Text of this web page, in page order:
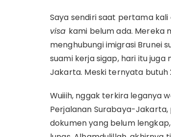
Saya sendiri saat pertama
visa kami belum ada. Mereka
menghubungi imigrasi Brunei
suami kerja sigap, hari itu
Jakarta. Meski ternyata
Wuiiih, nggak terkira leganya
Perjalanan Surabaya-
dokumen yang belum